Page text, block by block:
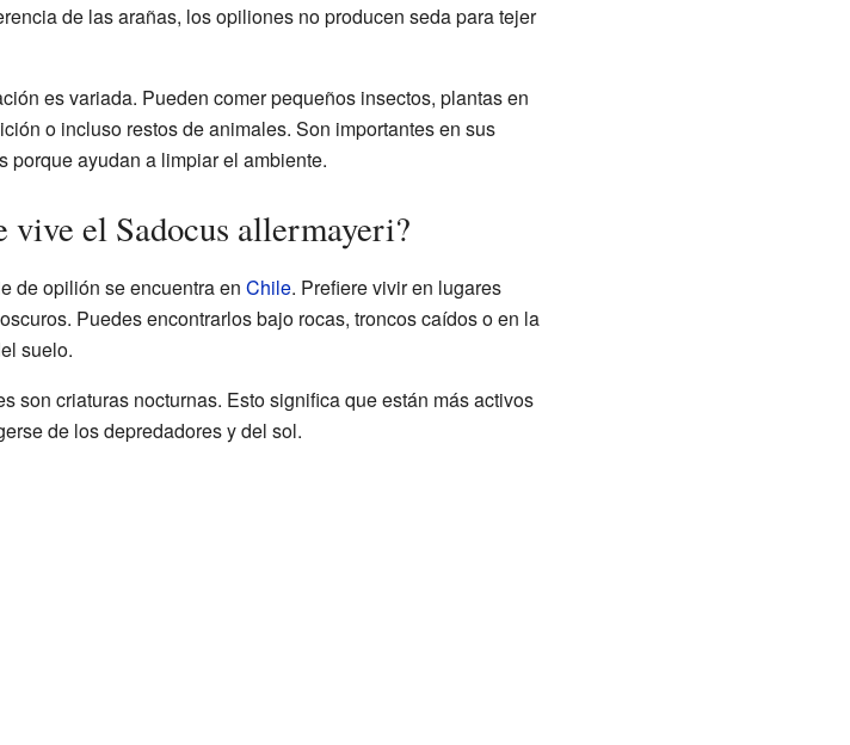
de las arañas, los opiliones no producen seda para tejer
es variada. Pueden comer pequeños insectos, plantas en
o incluso restos de animales. Son importantes en sus
porque ayudan a limpiar el ambiente.
vive el Sadocus allermayeri?
de opilión se encuentra en Chile. Prefiere vivir en lugares
Puedes encontrarlos bajo rocas, troncos caídos o en la
suelo.
son criaturas nocturnas. Esto significa que están más activos
de los depredadores y del sol.